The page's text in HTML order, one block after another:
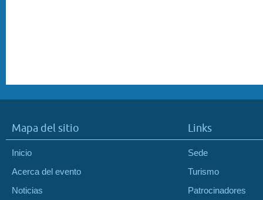
Mapa del sitio
Inicio
Acerca del evento
Noticias
Links
Sede
Turismo
Patrocinadores